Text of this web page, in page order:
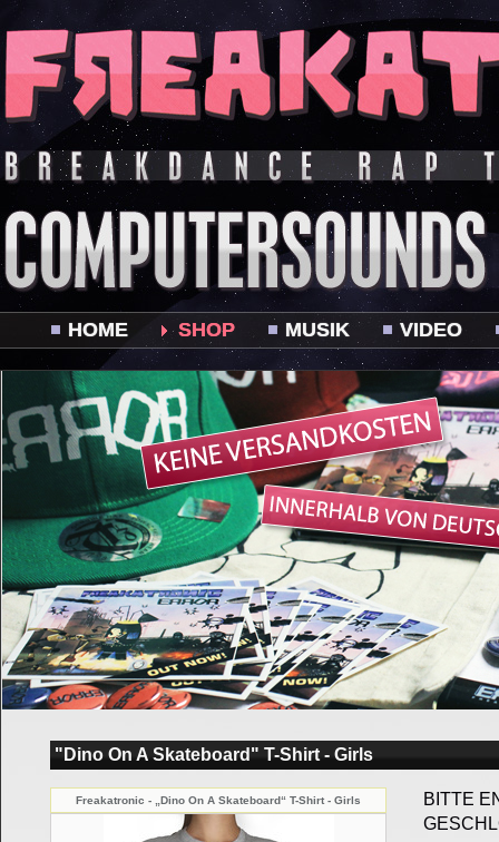
HOME SHOP MUSIK VIDEO
"Dino On A Skateboard" T-Shirt - Girls
Freakatronic - „Dino On A Skateboard“ T-Shirt - Girls
BITTE